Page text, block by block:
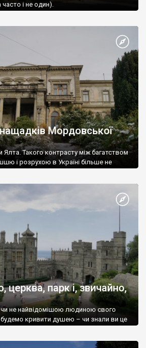
і не один).
Мордовської
Ялта. Такого контрасту між багатством
і розрухою в Україні більше не
церква, парк і, звичайно,
не найвідомішою людиною свого
будемо кривити душею – чи знали ви це